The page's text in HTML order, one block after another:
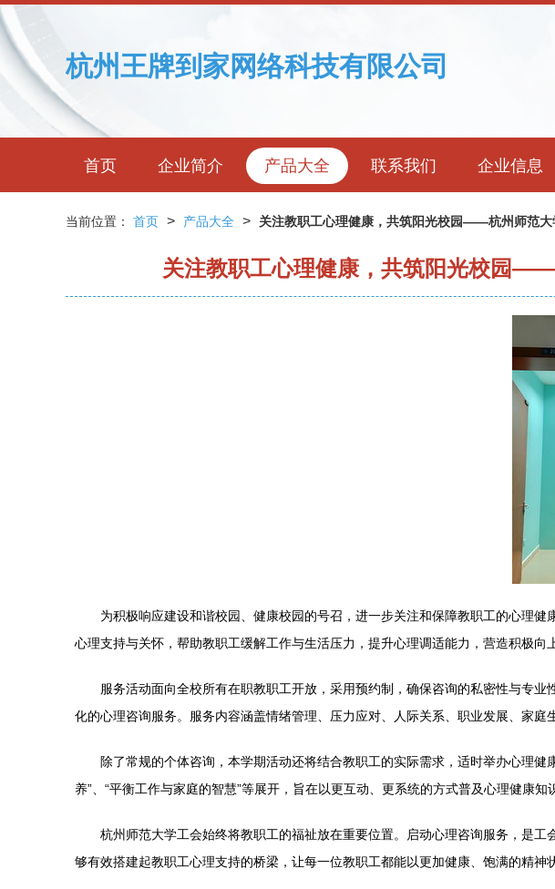
杭州王牌到家网络科技有限公司
首页 企业简介 产品大全 联系我们 企业信息
当前位置： 首页 > 产品大全 > 关注教职工心理健康，共筑阳光校园——杭州师范
关注教职工心理健康，共筑阳光校园
为积极响应建设和谐校园、健康校园的号召，进一步关注和保障教职工的心理
心理支持与关怀，帮助教职工缓解工作与生活压力，提升心理调适能力，营造积极向
服务活动面向全校所有在职教职工开放，采用预约制，确保咨询的私密性与专
化的心理咨询服务。服务内容涵盖情绪管理、压力应对、人际关系、职业发展、家庭
除了常规的个体咨询，本学期活动还将结合教职工的实际需求，适时举办心理
养”、“平衡工作与家庭的智慧”等展开，旨在以更互动、更系统的方式普及心理健康知
杭州师范大学工会始终将教职工的福祉放在重要位置。启动心理咨询服务，是
够有效搭建起教职工心理支持的桥梁，让每一位教职工都能以更加健康、饱满的精